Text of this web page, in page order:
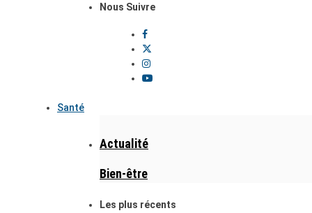
Nous Suivre
Santé
Actualité
Bien-être
Les plus récents